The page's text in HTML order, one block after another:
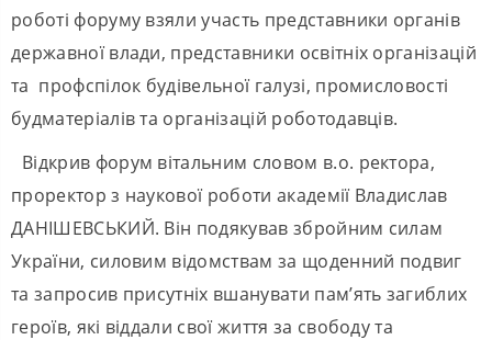
роботі форуму взяли участь представники органів
державної влади, представники освітніх організацій
та профспілок будівельної галузі, промисловості
будматеріалів та організацій роботодавців.
Відкрив форум вітальним словом в.о. ректора,
проректор з наукової роботи академії Владислав
ДАНІШЕВСЬКИЙ. Він подякував збройним силам
України, силовим відомствам за щоденний подвиг
та запросив присутніх вшанувати пам’ять загиблих
героїв, які віддали свої життя за свободу та